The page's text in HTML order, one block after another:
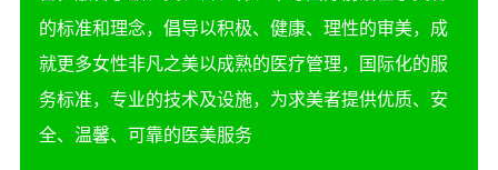
的标准和理念，倡导以积极、健康、理性的审美，成
就更多女性非凡之美以成熟的医疗管理，国际化的服
务标准，专业的技术及设施，为求美者提供优质、安
全、温馨、可靠的医美服务